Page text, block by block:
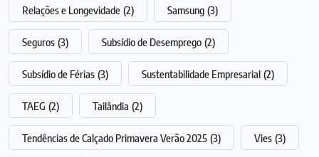
Relações e Longevidade (2) Samsung (3)
Seguros (3) Subsídio de Desemprego (2)
Subsídio de Férias (3) Sustentabilidade Empresarial (2)
TAEG (2) Tailândia (2)
Tendências de Calçado Primavera Verão 2025 (3) Vies (3)